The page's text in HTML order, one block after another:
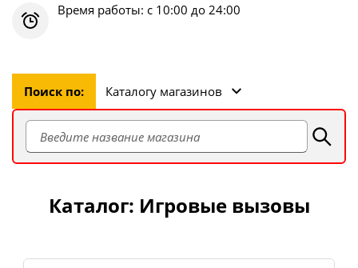
Время работы: с 10:00 до 24:00
Поиск по: Каталогу магазинов
Каталог: Игровые вызовы